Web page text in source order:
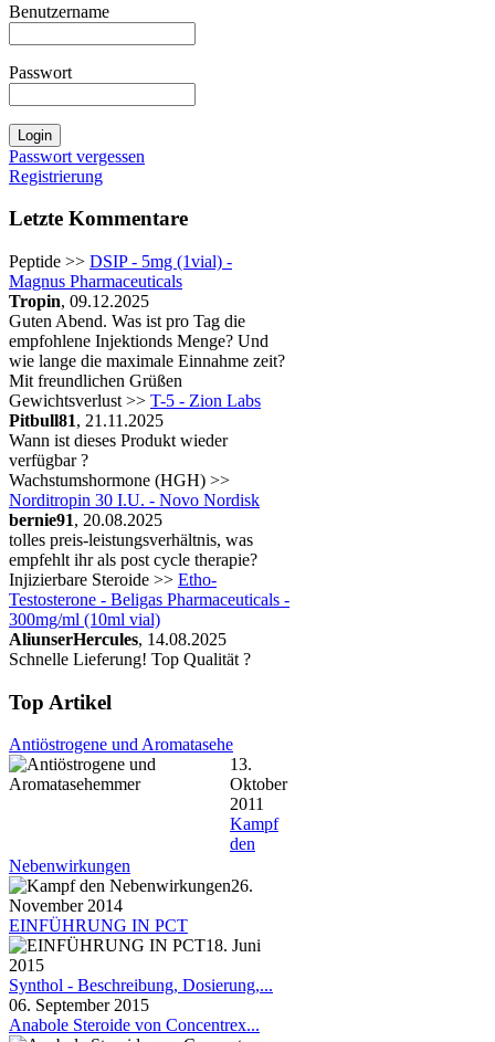
Benutzername
Passwort
Passwort vergessen
Registrierung
Letzte Kommentare
Peptide >> DSIP - 5mg (1vial) -
Magnus Pharmaceuticals
Tropin, 09.12.2025
Guten Abend. Was ist pro Tag die
empfohlene Injektionds Menge? Und
wie lange die maximale Einnahme zeit?
Mit freundlichen Grüßen
Gewichtsverlust >> T-5 - Zion Labs
Pitbull81, 21.11.2025
Wann ist dieses Produkt wieder
verfügbar ?
Wachstumshormone (HGH) >>
Norditropin 30 I.U. - Novo Nordisk
bernie91, 20.08.2025
tolles preis-leistungsverhältnis, was
empfehlt ihr als post cycle therapie?
Injizierbare Steroide >> Etho-
Testosterone - Beligas Pharmaceuticals -
300mg/ml (10ml vial)
AliunserHercules, 14.08.2025
Schnelle Lieferung! Top Qualität ?
Top Artikel
Antiöstrogene und Aromatasehe
13.
Oktober
2011
Kampf
den
Nebenwirkungen
26.
November 2014
EINFÜHRUNG IN PCT
18. Juni
2015
Synthol - Beschreibung, Dosierung,...
06. September 2015
Anabole Steroide von Concentrex...